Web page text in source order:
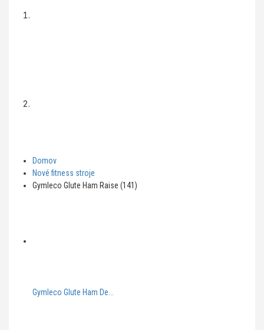
Domov
Nové fitness stroje
Gymleco Glute Ham Raise (141)
Gymleco Glute Ham De...